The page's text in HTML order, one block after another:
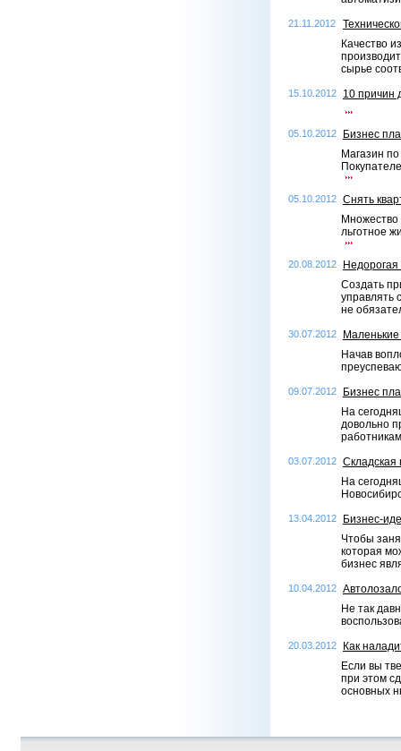
21.11.2012
Качество
сырье
15.10.2012 10 причин
05.10.2012
Бизнес
Магазин
05.10.2012 Снять
Множество
льготное
20.08.2012
Создать
управлять
не
30.07.2012
Начав
09.07.2012
Бизнес
На
довольно
03.07.2012 Складская
На
13.04.2012
Бизнес-
Чтобы
которая
бизнес
10.04.2012
Не так
20.03.2012
Как
Если вы
при этом
основных